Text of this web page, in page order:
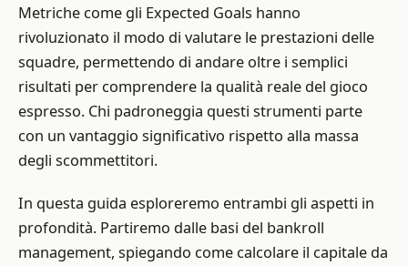
Metriche come gli Expected Goals hanno
rivoluzionato il modo di valutare le prestazioni delle
squadre, permettendo di andare oltre i semplici
risultati per comprendere la qualità reale del gioco
espresso. Chi padroneggia questi strumenti parte
con un vantaggio significativo rispetto alla massa
degli scommettitori.
In questa guida esploreremo entrambi gli aspetti in
profondità. Partiremo dalle basi del bankroll
management, spiegando come calcolare il capitale da